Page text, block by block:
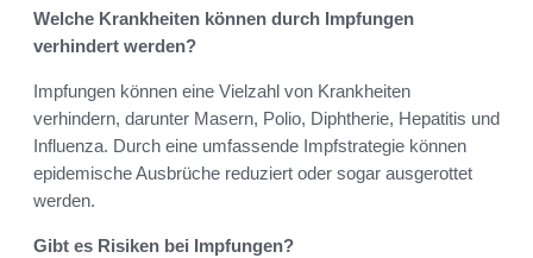
Welche Krankheiten können durch Impfungen
verhindert werden?
Impfungen können eine Vielzahl von Krankheiten
verhindern, darunter Masern, Polio, Diphtherie, Hepatitis und
Influenza. Durch eine umfassende Impfstrategie können
epidemische Ausbrüche reduziert oder sogar ausgerottet
werden.
Gibt es Risiken bei Impfungen?